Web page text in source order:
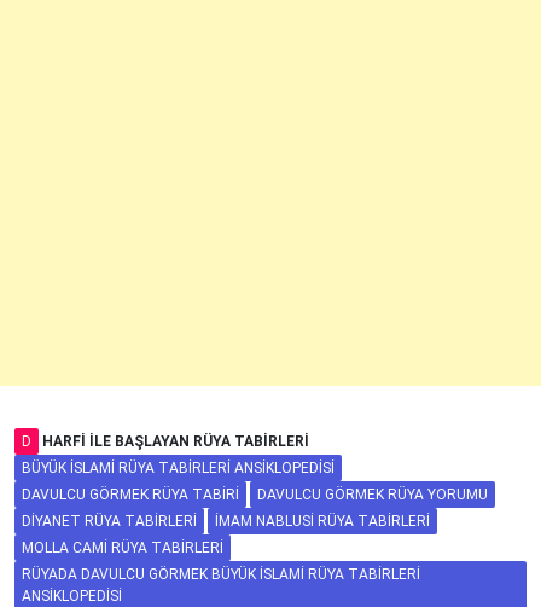
D
HARFI ILE BAŞLAYAN RÜYA TABIRLERI
BÜYÜK İSLAMI RÜYA TABIRLERI ANSIKLOPEDISI
DAVULCU GÖRMEK RÜYA TABIRI
DAVULCU GÖRMEK RÜYA YORUMU
DIYANET RÜYA TABIRLERI
İMAM NABLUSI RÜYA TABIRLERI
MOLLA CAMI RÜYA TABIRLERI
RÜYADA DAVULCU GÖRMEK BÜYÜK İSLAMI RÜYA TABIRLERI
ANSIKLOPEDISI